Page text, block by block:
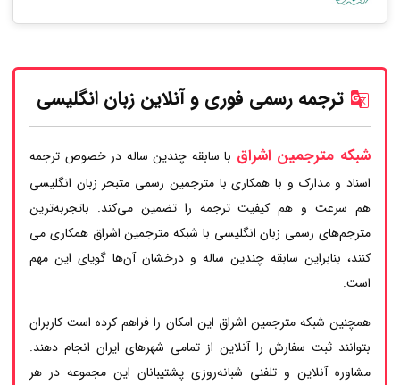
ترجمه رسمی فوری و آنلاین زبان انگلیسی
شبکه مترجمین اشراق با سابقه چندین ساله در خصوص ترجمه
اسناد و مدارک و با همکاری با مترجمین رسمی متبحر زبان انگلیسی
هم سرعت و هم کیفیت ترجمه را تضمین می‌کند. باتجربه‌ترین
مترجم‌های رسمی زبان انگلیسی با شبکه مترجمین اشراق همکاری می
کنند، بنابراین سابقه چندین ساله و درخشان آن‌ها گویای این مهم
است.
همچنین شبکه مترجمین اشراق این امکان را فراهم کرده است کاربران
بتوانند ثبت سفارش را آنلاین از تمامی شهرهای ایران انجام دهند.
مشاوره آنلاین و تلفنی شبانه‌روزی پشتیبانان این مجموعه در هر